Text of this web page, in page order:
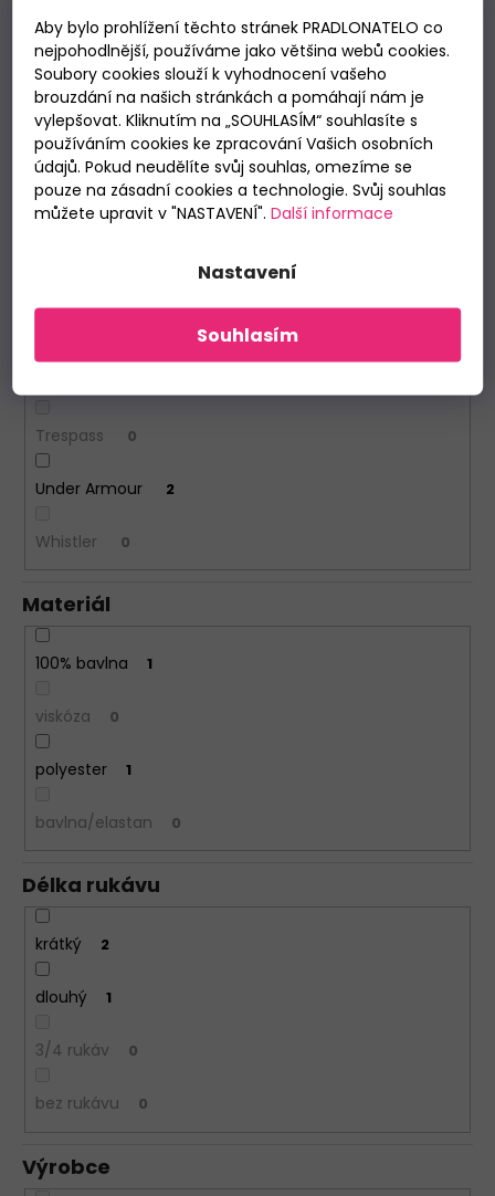
Aby bylo prohlížení těchto stránek PRADLONATELO co
nejpohodlnější, používáme jako většina webů cookies.
Soubory cookies slouží k vyhodnocení vašeho
brouzdání na našich stránkách a pomáhají nám je
vylepšovat. Kliknutím na „SOUHLASÍM“ souhlasíte s
používáním cookies ke zpracování Vašich osobních
údajů. Pokud neudělíte svůj souhlas, omezíme se
pouze na zásadní cookies a technologie. Svůj souhlas
můžete upravit v "NASTAVENÍ". Další informace
Nastavení
Souhlasím
Lormar
Magic dream 0
Malfini 1
Nou 0
Trespass 0
Under Armour 2
Whistler 0
Materiál
100% bavlna 1
viskóza 0
polyester 1
bavlna/elastan 0
Délka rukávu
krátký 2
dlouhý 1
3/4 rukáv 0
bez rukávu 0
Výrobce